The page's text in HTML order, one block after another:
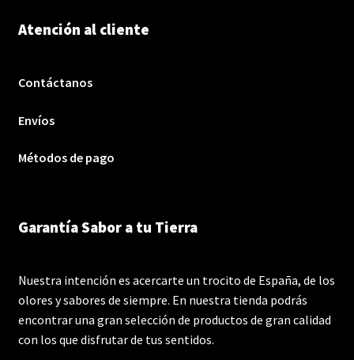
Atención al cliente
Contáctanos
Envíos
Métodos de pago
Garantía Sabor a tu Tierra
Nuestra intención es acercarte un trocito de España, de los
olores y sabores de siempre. En nuestra tienda podrás
encontrar una gran selección de productos de gran calidad
con los que disfrutar de tus sentidos.